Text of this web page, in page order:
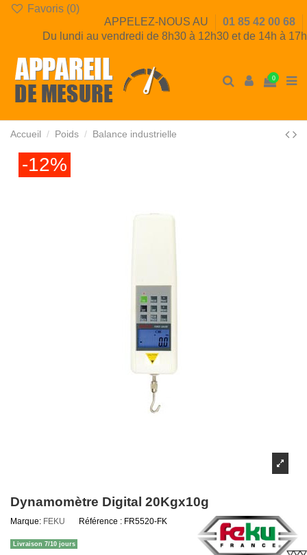
Favoris (0)
APPELEZ-NOUS AU
01 85 42 00 68
Du lundi au vendredi de 8h30 à 12h30 et de 14h à 17h
0
Accueil Poids Balance industrielle
-12%
Dynamomètre Digital 20Kgx10g
Marque: FEKU Référence : FR5520-FK
Livraison 7/10 jours